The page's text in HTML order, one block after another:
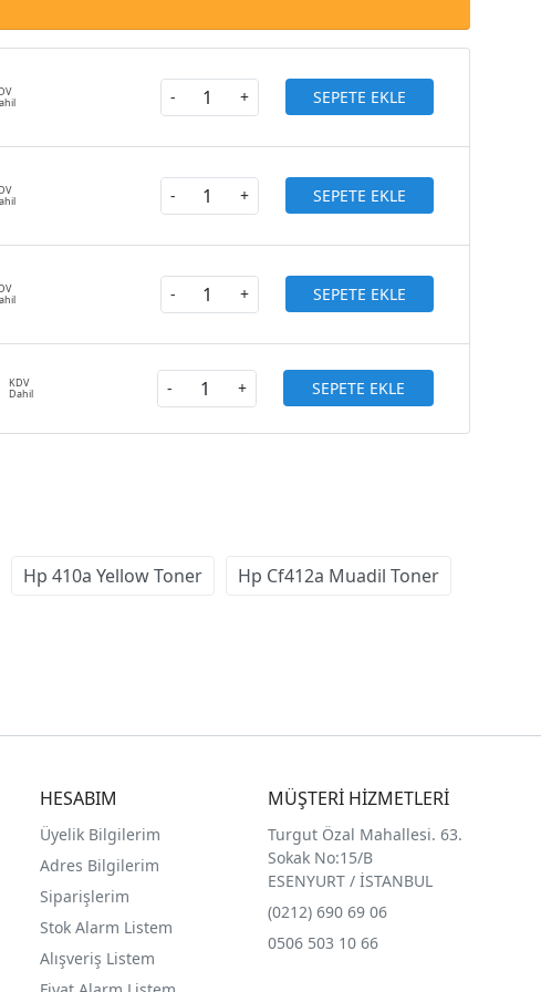
- + SEPETE EKLE
- + SEPETE EKLE
- + SEPETE EKLE
- + SEPETE EKLE
Hp 410a Yellow Toner Hp Cf412a Muadil Toner
HESABIM
Üyelik Bilgilerim
Adres Bilgilerim
Siparişlerim
Stok Alarm Listem
Alışveriş Listem
MÜŞTERİ HİZMETLERİ
Turgut Özal Mahallesi. 63.
Sokak No:15/B
ESENYURT / İSTANBUL
(0212) 690 69 06
0506 503 10 66